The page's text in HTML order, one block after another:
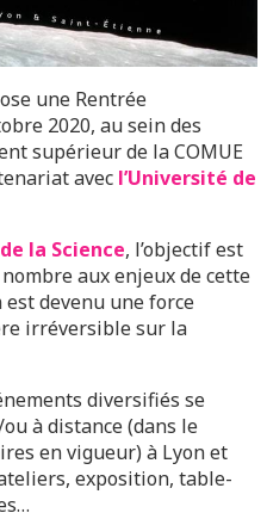
une Rentrée
2020, au sein des
supérieur de la COMUE
avec l’Université de
la Science, l’objectif est
aux enjeux de cette
est devenu une force
irréversible sur la
diversifiés se
à distance (dans le
en vigueur) à Lyon et
exposition, table-